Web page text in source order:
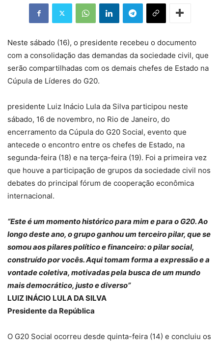
Neste sábado (16), o presidente recebeu o documento
com a consolidação das demandas da sociedade civil, que
serão compartilhadas com os demais chefes de Estado na
Cúpula de Líderes do G20.
presidente Luiz Inácio Lula da Silva participou neste
sábado, 16 de novembro, no Rio de Janeiro, do
encerramento da Cúpula do G20 Social, evento que
antecede o encontro entre os chefes de Estado, na
segunda-feira (18) e na terça-feira (19). Foi a primeira vez
que houve a participação de grupos da sociedade civil nos
debates do principal fórum de cooperação econômica
internacional.
“Este é um momento histórico para mim e para o G20. Ao
longo deste ano, o grupo ganhou um terceiro pilar, que se
somou aos pilares político e financeiro: o pilar social,
construído por vocês. Aqui tomam forma a expressão e a
vontade coletiva, motivadas pela busca de um mundo
mais democrático, justo e diverso”
LUIZ INÁCIO LULA DA SILVA
Presidente da República
O G20 Social ocorreu desde quinta-feira (14) e concluiu os